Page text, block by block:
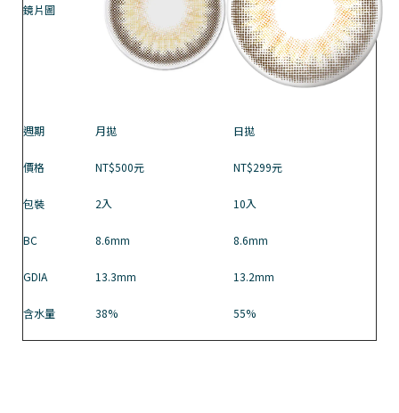
鏡片圖
週期 月拋 日拋
價格 NT$500元 NT$299元
包裝 2入 10入
BC 8.6mm 8.6mm
GDIA 13.3mm 13.2mm
含水量 38% 55%